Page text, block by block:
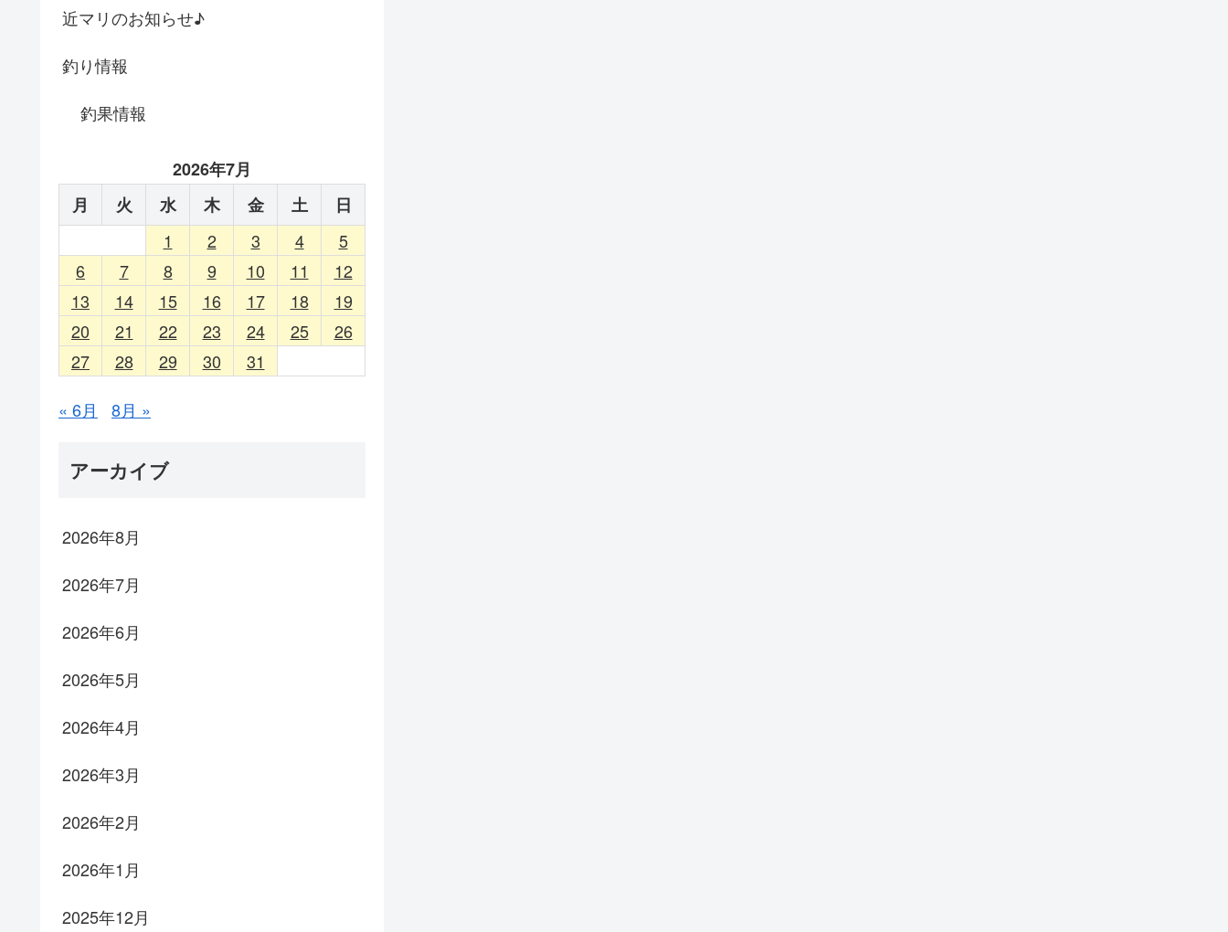
近マリのお知らせ♪
釣り情報
釣果情報
2026年7月
月
火 水 木 金 土
日
1
2 3 4
5
6
7 8 9 10 11
12
13
14 15 16 17 18
19
20
21 22 23 24 25
26
27
28 29 30 31
« 6月 8月 »
アーカイブ
2026年8月
2026年7月
2026年6月
2026年5月
2026年4月
2026年3月
2026年2月
2026年1月
2025年12月